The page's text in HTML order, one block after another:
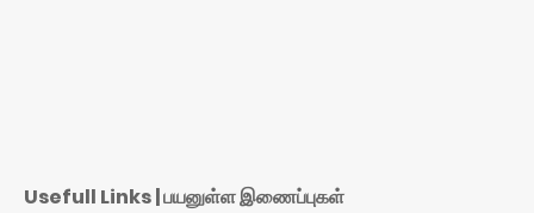
Usefull Links | பயனுள்ள இணைப்புகள்